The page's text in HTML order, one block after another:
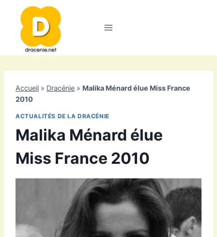
contenu
Accueil » Dracénie » Malika Ménard élue Miss France
2010
ACTUALITÉS DE LA DRACÉNIE
Malika Ménard élue
Miss France 2010